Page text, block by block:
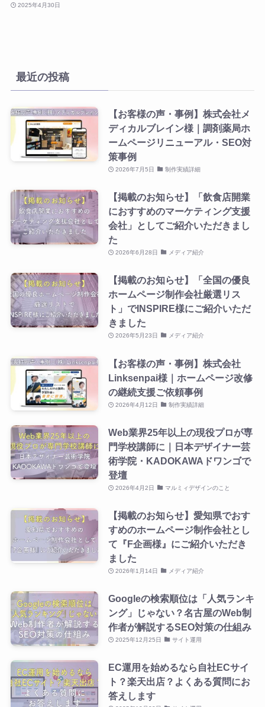
2025年4月30日
最近の投稿
【お客様の声・事例】株式会社メ
ディカルブレイン様｜調剤薬局ホ
ームページリニューアル・SEO対
策事例
2026年7月5日 制作実績詳細
【掲載のお知らせ】「飲食店開業
におすすめのマーケティング支援
会社」としてご紹介いただきまし
た
2026年6月28日 メディア紹介
【掲載のお知らせ】「全国の優良
ホームページ制作会社厳選リス
ト」でINSPIRE様にご紹介いただ
きました
2026年5月23日 メディア紹介
【お客様の声・事例】株式会社
Linksenpai様｜ホームページ改修
の継続支援ご依頼事例
2026年4月12日 制作実績詳細
Web業界25年以上の現役プロが専
門学校講師に｜日本デザイナー芸
術学院・KADOKAWAドワンゴで
登壇
2026年4月2日 マルミィデザインのこと
【掲載のお知らせ】愛知県でおす
すめのホームページ制作会社とし
て『F企画様』にご紹介いただき
ました
2026年1月14日 メディア紹介
Googleの検索順位は「人気ランキ
ング」じゃない？名古屋のWeb制
作者が解説するSEO対策の仕組み
2025年12月25日 サイト運用
EC運用を始めるなら自社ECサイ
ト？楽天出店？よくある質問にお
答えします